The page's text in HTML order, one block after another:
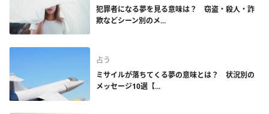
犯罪者になる夢を見る意味は？ 窃盗・殺人・詐
欺などシーン別のメ...
占う
ミサイルが落ちてくる夢の意味とは？ 状況別の
メッセージ10選【...